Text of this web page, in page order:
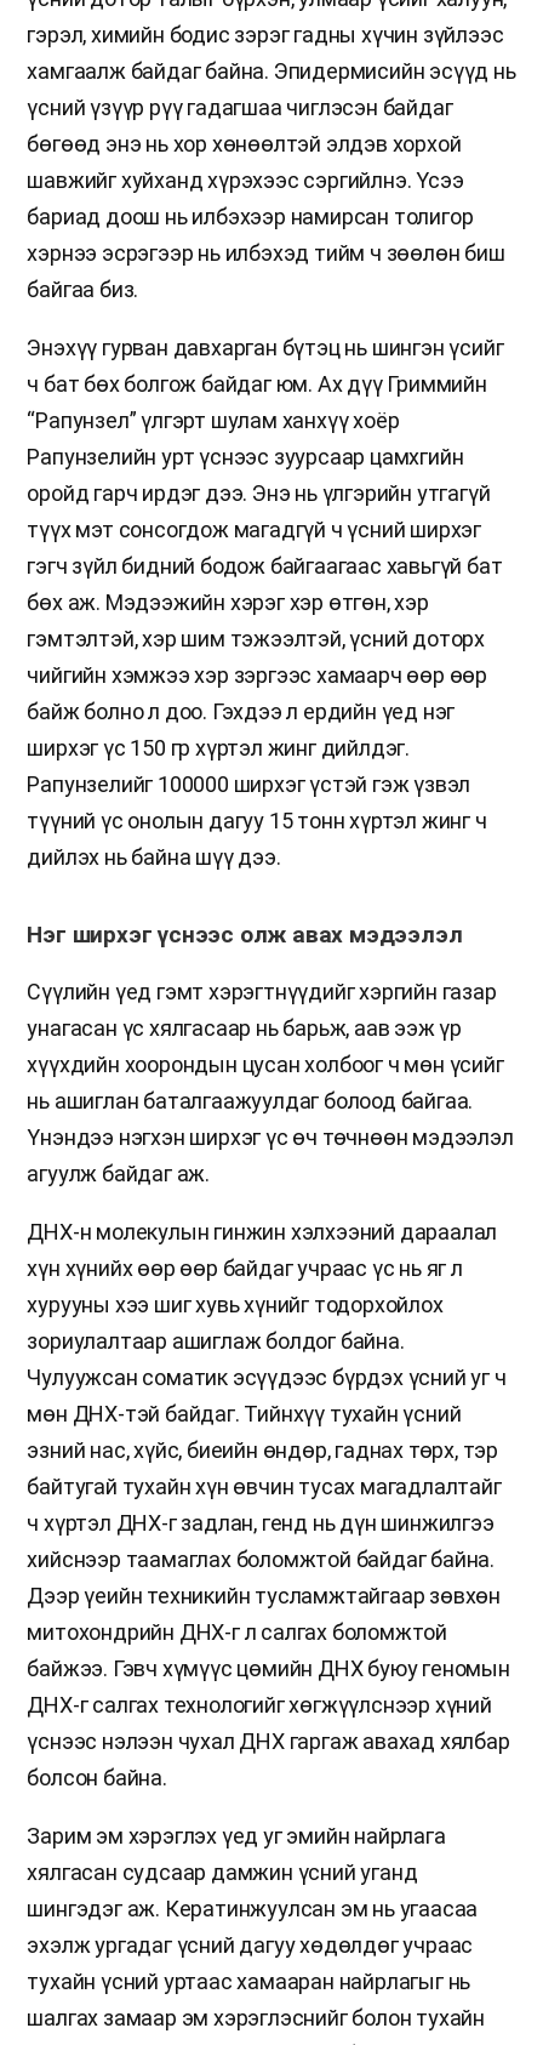
гэрэл, химийн бодис зэрэг гадны хүчин зүйлээс
хамгаалж байдаг байна. Эпидермисийн эсүүд нь
үсний үзүүр рүү гадагшаа чиглэсэн байдаг
бөгөөд энэ нь хор хөнөөлтэй элдэв хорхой
шавжийг хуйханд хүрэхээс сэргийлнэ. Үсээ
бариад доош нь илбэхээр намирсан толигор
хэрнээ эсрэгээр нь илбэхэд тийм ч зөөлөн биш
байгаа биз.
Энэхүү гурван давхарган бүтэц нь шингэн үсийг
ч бат бөх болгож байдаг юм. Ах дүү Гриммийн
“Рапунзел” үлгэрт шулам ханхүү хоёр
Рапунзелийн урт үснээс зуурсаар цамхгийн
оройд гарч ирдэг дээ. Энэ нь үлгэрийн утгагүй
түүх мэт сонсогдож магадгүй ч үсний ширхэг
гэгч зүйл бидний бодож байгаагаас хавьгүй бат
бөх аж. Мэдээжийн хэрэг хэр өтгөн, хэр
гэмтэлтэй, хэр шим тэжээлтэй, үсний доторх
чийгийн хэмжээ хэр зэргээс хамаарч өөр өөр
байж болно л доо. Гэхдээ л ердийн үед нэг
ширхэг үс 150 гр хүртэл жинг дийлдэг.
Рапунзелийг 100000 ширхэг үстэй гэж үзвэл
түүний үс онолын дагуу 15 тонн хүртэл жинг ч
дийлэх нь байна шүү дээ.
Нэг ширхэг үснээс олж авах мэдээлэл
Сүүлийн үед гэмт хэрэгтнүүдийг хэргийн газар
унагасан үс хялгасаар нь барьж, аав ээж үр
хүүхдийн хоорондын цусан холбоог ч мөн үсийг
нь ашиглан баталгаажуулдаг болоод байгаа.
Үнэндээ нэгхэн ширхэг үс өч төчнөөн мэдээлэл
агуулж байдаг аж.
ДНХ-н молекулын гинжин хэлхээний дараалал
хүн хүнийх өөр өөр байдаг учраас үс нь яг л
хурууны хээ шиг хувь хүнийг тодорхойлох
зориулалтаар ашиглаж болдог байна.
Чулуужсан соматик эсүүдээс бүрдэх үсний уг ч
мөн ДНХ-тэй байдаг. Тийнхүү тухайн үсний
эзний нас, хүйс, биеийн өндөр, гаднах төрх, тэр
байтугай тухайн хүн өвчин тусах магадлалтайг
ч хүртэл ДНХ-г задлан, генд нь дүн шинжилгээ
хийснээр таамаглах боломжтой байдаг байна.
Дээр үеийн техникийн тусламжтайгаар зөвхөн
митохондрийн ДНХ-г л салгах боломжтой
байжээ. Гэвч хүмүүс цөмийн ДНХ буюу геномын
ДНХ-г салгах технологийг хөгжүүлснээр хүний
үснээс нэлээн чухал ДНХ гаргаж авахад хялбар
болсон байна.
Зарим эм хэрэглэх үед уг эмийн найрлага
хялгасан судсаар дамжин үсний уганд
шингэдэг аж. Кератинжуулсан эм нь угаасаа
эхэлж ургадаг үсний дагуу хөдөлдөг учраас
тухайн үсний уртаас хамааран найрлагыг нь
шалгах замаар эм хэрэглэснийг болон тухайн